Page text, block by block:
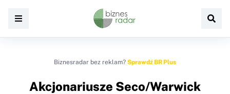
Biznesradar bez reklam? Sprawdź BR Plus
Akcjonariusze Seco/Warwick